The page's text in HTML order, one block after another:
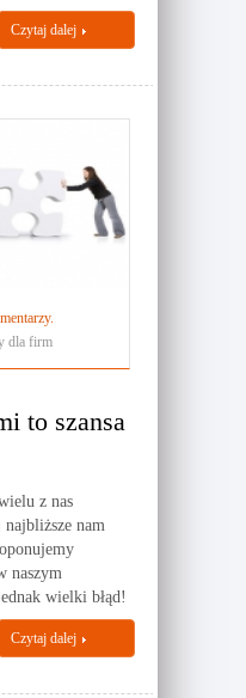
Czytaj dalej
dla firm
to szansa
z nas
nam
naszym
wielki błąd!
Czytaj dalej